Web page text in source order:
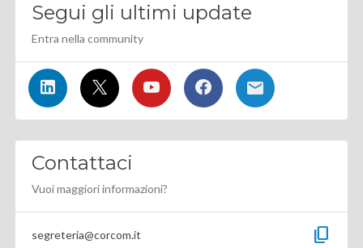
Segui gli ultimi update
Entra nella community
Contattaci
Vuoi maggiori informazioni?
segreteria@corcom.it content_copy